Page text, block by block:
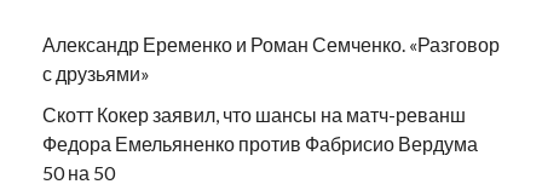
Александр Еременко и Роман Семченко. «Разговор
с друзьями»
Скотт Кокер заявил, что шансы на матч-реванш
Федора Емельяненко против Фабрисио Вердума
50 на 50